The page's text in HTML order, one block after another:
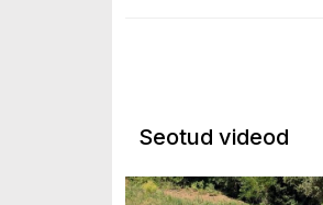
Seotud videod